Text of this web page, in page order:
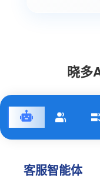
晓多
客服智能体